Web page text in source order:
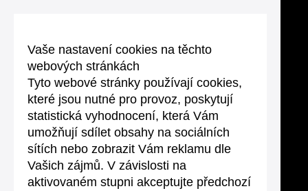
Vaše nastavení cookies na těchto
webových stránkách
Tyto webové stránky používají cookies,
které jsou nutné pro provoz, poskytují
statistická vyhodnocení, která Vám
umožňují sdílet obsahy na sociálních
sítích nebo zobrazit Vám reklamu dle
Vašich zájmů. V závislosti na
aktivovaném stupni akceptujte předchozí